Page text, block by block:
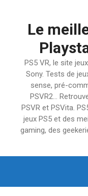
Le
PS5 VR, le site
Sony. Tests de
sense, pré-
PSVR2…
PSVR et PSVita.
jeux PS5 et des
gaming, des